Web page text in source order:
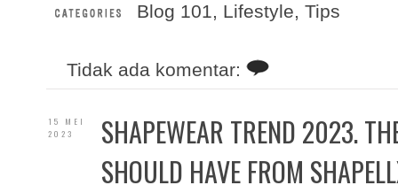
Blog 101, Lifestyle, Tips
Tidak ada komentar:
15 MEI
2023
SHAPEWEAR TREND 2023.
SHOULD HAVE FROM